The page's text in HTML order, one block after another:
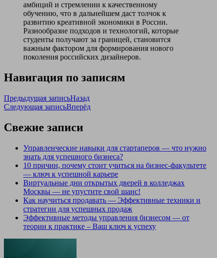
амбиций и стремлении к качественному
обучению, что в дальнейшем даст толчок к
развитию креативной экономики в России.
Разнообразие подходов и технологий, которые
студенты получают за границей, становится
важным фактором для формирования нового
поколения российских дизайнеров.
Навигация по записям
Предыдущая записьНазад
Следующая записьВперёд
Свежие записи
Управленческие навыки для стартаперов — что нужно
знать для успешного бизнеса?
10 причин, почему стоит учиться на бизнес-факультете
— ключ к успешной карьере
Виртуальные дни открытых дверей в колледжах
Москвы — не упустите свой шанс!
Как научиться продавать — Эффективные техники и
стратегии для успешных продаж
Эффективные методы управления бизнесом — от
теории к практике – Ваш ключ к успеху